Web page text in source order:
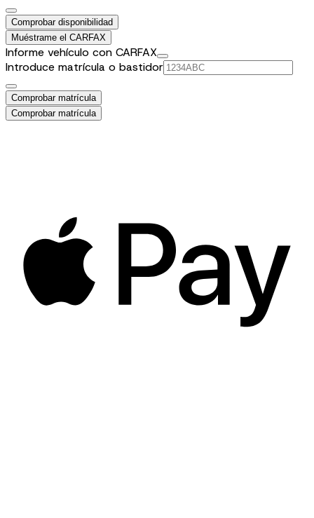
Comprobar disponibilidad
Muéstrame el CARFAX
Informe vehículo con CARFAX
Introduce matrícula o bastidor
Comprobar matrícula
Comprobar matrícula